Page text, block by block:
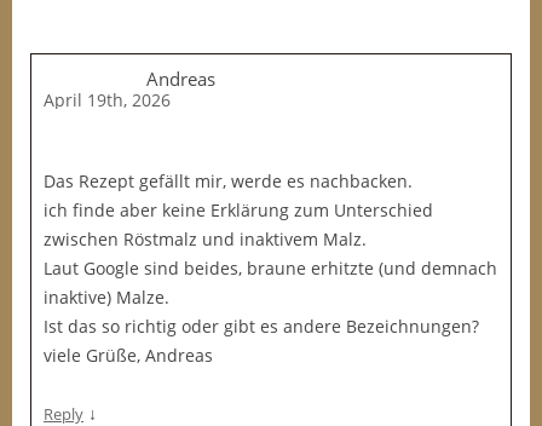
Andreas
April 19th, 2026
Das Rezept gefällt mir, werde es nachbacken.
ich finde aber keine Erklärung zum Unterschied
zwischen Röstmalz und inaktivem Malz.
Laut Google sind beides, braune erhitzte (und demnach
inaktive) Malze.
Ist das so richtig oder gibt es andere Bezeichnungen?
viele Grüße, Andreas
Reply ↓